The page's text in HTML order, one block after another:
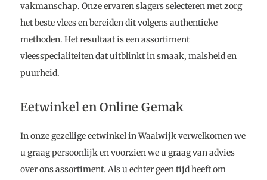
vakmanschap. Onze ervaren slagers selecteren met zorg
het beste vlees en bereiden dit volgens authentieke
methoden. Het resultaat is een assortiment
vleesspecialiteiten dat uitblinkt in smaak, malsheid en
puurheid.
Eetwinkel en Online Gemak
In onze gezellige eetwinkel in Waalwijk verwelkomen we
u graag persoonlijk en voorzien we u graag van advies
over ons assortiment. Als u echter geen tijd heeft om